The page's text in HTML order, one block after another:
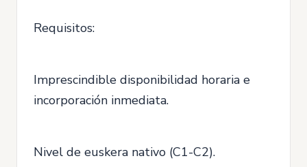
Requisitos:
Imprescindible disponibilidad horaria e
incorporación inmediata.
Nivel de euskera nativo (C1-C2).